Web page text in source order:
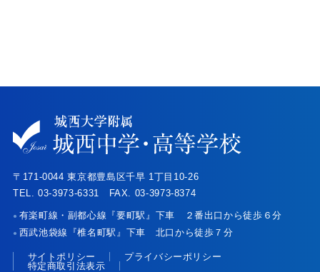
〒171-0044 東京都豊島区千早 1丁目10-26
TEL. 03-3973-6331 FAX. 03-3973-8374
● 有楽町線・副都心線『要町駅』下車 ２番出口から徒歩６分
● 西武池袋線『椎名町駅』下車 北口から徒歩７分
サイトポリシー
プライバシーポリシー
特定商取引法表示